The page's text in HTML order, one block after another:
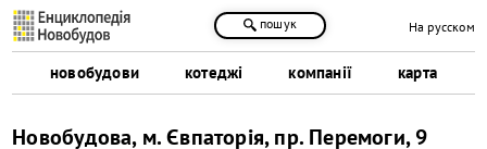
новобудови котеджі компанії карта
пошук На русском
Новобудова, м. Євпаторія, пр. Перемоги, 9